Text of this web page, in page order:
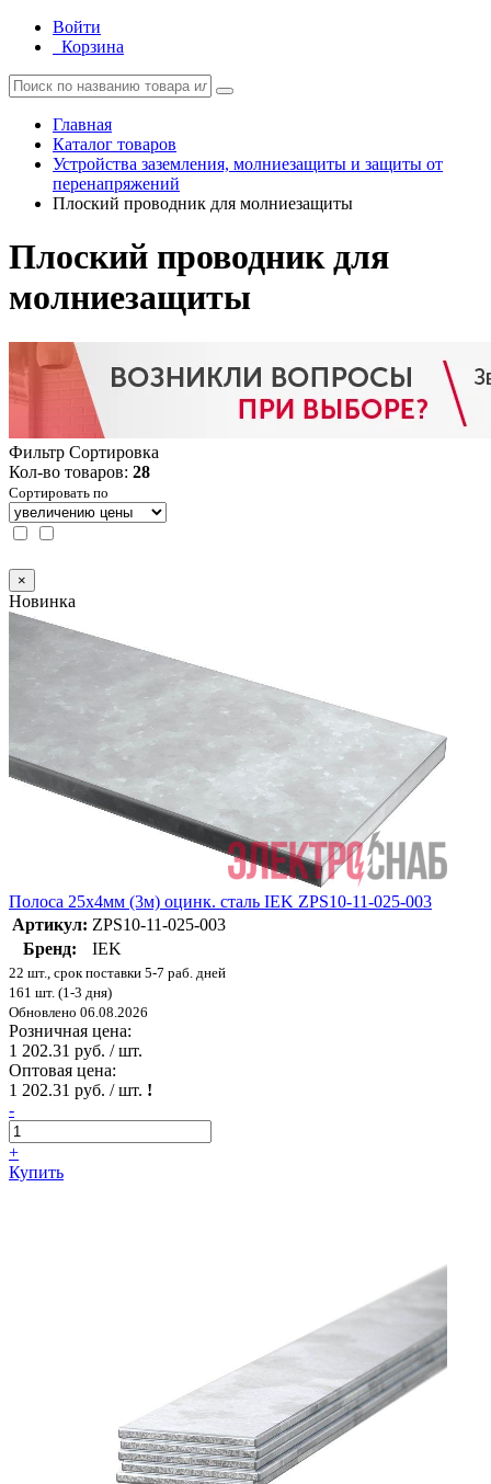
Войти
Корзина
Главная
Каталог товаров
Устройства заземления, молниезащиты и защиты от
перенапряжений
Плоский проводник для молниезащиты
Плоский проводник для
молниезащиты
Фильтр Сортировка
Кол-во товаров: 28
Сортировать по
×
Новинка
Полоса 25х4мм (3м) оцинк. сталь IEK ZPS10-11-025-003
Артикул: ZPS10-11-025-003
Бренд:
IEK
22 шт., срок поставки 5-7 раб. дней
161 шт. (1-3 дня)
Обновлено 06.08.2026
Розничная цена:
1 202.31 руб. / шт.
Оптовая цена:
1 202.31 руб. / шт. !
-
+
Купить